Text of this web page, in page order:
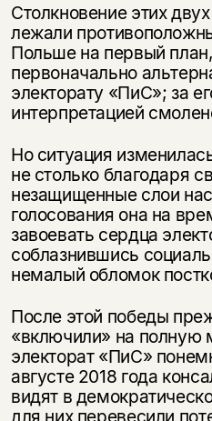
Столкновение этих
лежали
Польше на первый
первоначально
электорату «ПиС»; за
интерпретацией
Но ситуация
не столько благодаря
незащищенные слои
голосования она на
завоевать сердца
соблазнившись
немалый обломок
После этой победы
«включили» на полную
электорат «ПиС»
августе 2018 года
видят в
для них перевесили